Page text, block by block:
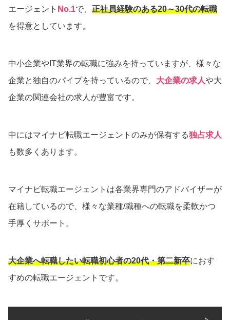
エージェント No.1で、 正社員経験のある20～30代の転職
を得意としています。
中小企業やIT業界の転職に強みを持っていますが、様々な
企業と独自のパイプを持っているので、 大企業の求人や大
企業の関連会社の求人が豊富です。
中にはマイナビ転職エージェントのみが保有する独占求人
も数多くあります。
マイナビ転職エージェントは各業界専門のアドバイザーが
在籍しているので、様々な業種/職種への転職を柔軟かつ
手厚くサポート。
大企業へ転職したい転職初心者の20代・第二新卒におす
すめの転職エージェントです。